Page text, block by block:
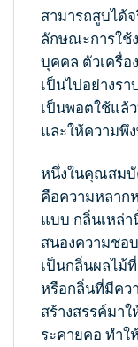
สามารถสูบได้
ลักษณะการใช้
บุคคล ตัวเครื่อ
เป็นไปอย่างร
เป็นพอตใช้แล้
และให้ความพึ
หนึ่งในคุณสมบั
คือความหลาก
แบบ กลิ่นเหล่
สนองความชอ
เป็นกลิ่นผลไม้
หรือกลิ่นที่มีคว
สร้างสรรค์มา
ระคายคอ ทำใ